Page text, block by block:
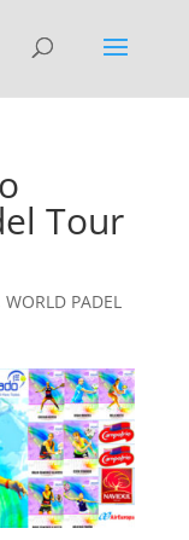
Tour
WORLD PADEL